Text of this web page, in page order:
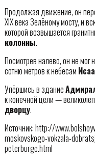
Продолжая движение, он
XIX века Зелёному мосту, и
которой возвышается
колонны.
Посмотрев налево, он не
сотню метров к небесам
Упёршись в здание
к конечной цели —
дворцу.
Источник: http://
moskovskogo-vokzala-
peterburge.html